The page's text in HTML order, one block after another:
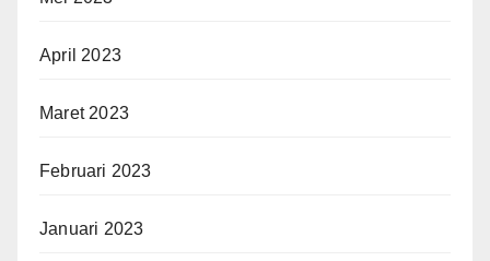
April 2023
Maret 2023
Februari 2023
Januari 2023